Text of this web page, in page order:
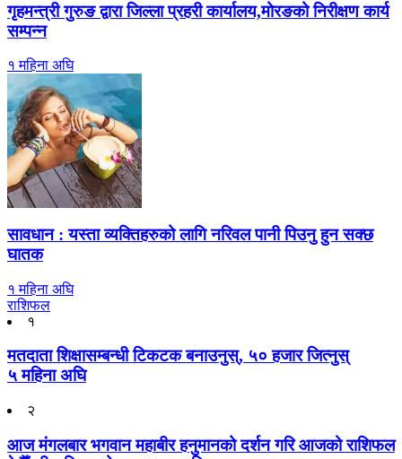
गृहमन्त्री गुरुङ द्वारा जिल्ला प्रहरी कार्यालय,मोरङको निरीक्षण कार्य
सम्पन्न
१ महिना अघि
सावधान : यस्ता व्यक्तिहरुको लागि नरिवल पानी पिउनु हुन सक्छ
घातक
१ महिना अघि
राशिफल
१
मतदाता शिक्षासम्बन्धी टिकटक बनाउनुस्, ५० हजार जित्नुस्
५ महिना अघि
२
आज मंगलबार भगवान महाबीर हनुमानको दर्शन गरि आजको राशिफल